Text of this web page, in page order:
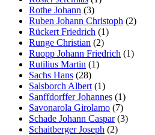
Rothe Johann (3)
Ruben Johann Christoph (2)
Rückert Friedrich (1)
Runge Christian (2)
Ruopp Johann Friedrich (1)
Rutilius Martin (1)
Sachs Hans (28)
Salsborch Albert (1)
Sanffdorffer Johannes (1)
Savonarola Girolamo (7)
Schade Johann Caspar(3)
Schaitberger Joseph (2)